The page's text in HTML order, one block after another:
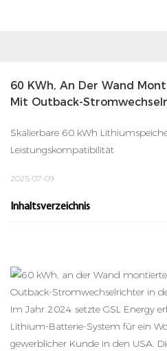
60 KWh, An Der Wand
Mit Outback-
Skalierbare 60 kWh
Leistungskompatibilität
2025-07-09
Inhaltsverzeichnis
Im Jahr 2024 setzte GSL Energy
Lithium-Batterie-System für ein
gewerblicher Kunde in den USA.